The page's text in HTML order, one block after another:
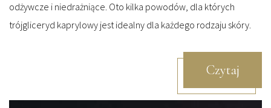
odżywcze i niedrażniące. Oto kilka powodów, dla których
trójgliceryd kaprylowy jest idealny dla każdego rodzaju skóry.
Czytaj